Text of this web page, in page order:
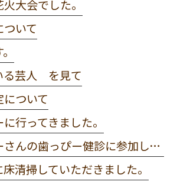
大会でした。
いて
る芸人 を見て
ついて
行ってきました。
本日はデンソーさんの歯っぴー健診に参加してきました。
清掃していただきました。